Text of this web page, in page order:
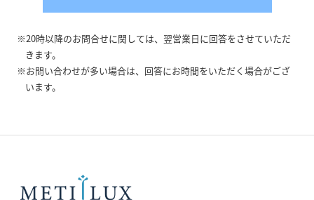
※20時以降のお問合せに関しては、翌営業日に回答をさせていただ
きます。
※お問い合わせが多い場合は、回答にお時間をいただく場合がござ
います。